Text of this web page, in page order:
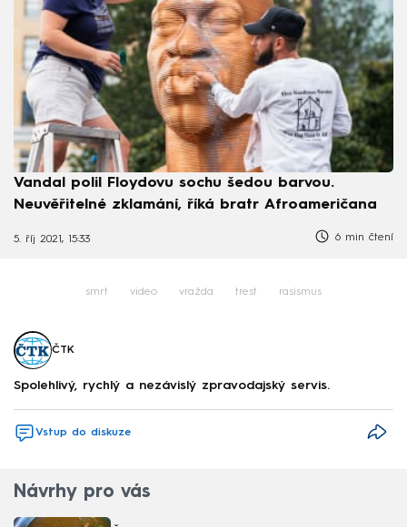
Vandal polil Floydovu sochu šedou barvou.
Neuvěřitelné zklamání, říká bratr Afroameričana
5. říj 2021, 15:33 6 min čtení
smrt video vražda trest rasismus
ČTK
Spolehlivý, rychlý a nezávislý zpravodajský servis.
Vstup do diskuze
Návrhy pro vás